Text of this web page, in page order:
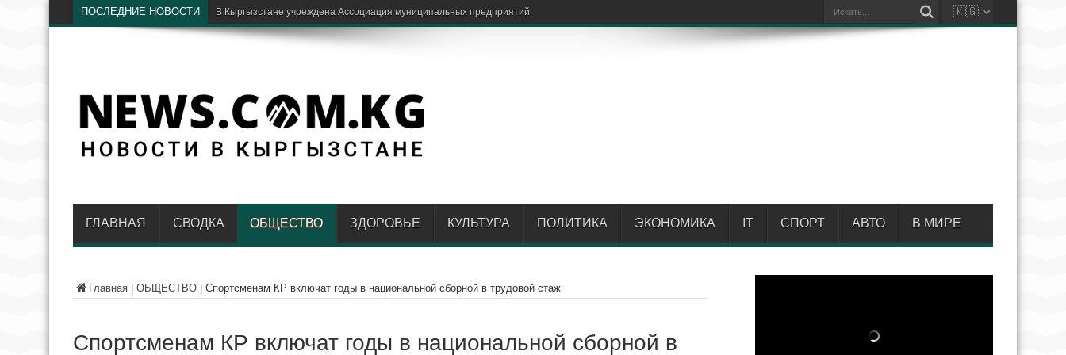
ПОСЛЕДНИЕ НОВОСТИ Б
ГЛАВНАЯ СВОДКА ОБЩЕСТВО ЗДОРОВЬЕ КУЛЬТУРА ПОЛИТИКА ЭКОНОМИКА IT СПОРТ АВТО В МИРЕ
Главная ОБЩЕСТВО Спортсменам КР включат годы в национальной сборной в трудовой стаж
Спортсменам КР включат годы в национальной сборной в